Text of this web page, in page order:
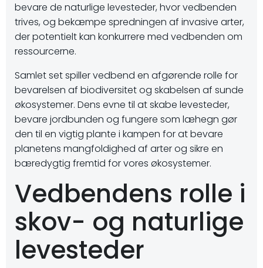
bevare de naturlige levesteder, hvor vedbenden
trives, og bekæmpe spredningen af invasive arter,
der potentielt kan konkurrere med vedbenden om
ressourcerne.
Samlet set spiller vedbend en afgørende rolle for
bevarelsen af biodiversitet og skabelsen af sunde
økosystemer. Dens evne til at skabe levesteder,
bevare jordbunden og fungere som læhegn gør
den til en vigtig plante i kampen for at bevare
planetens mangfoldighed af arter og sikre en
bæredygtig fremtid for vores økosystemer.
Vedbendens rolle i
skov- og naturlige
levesteder